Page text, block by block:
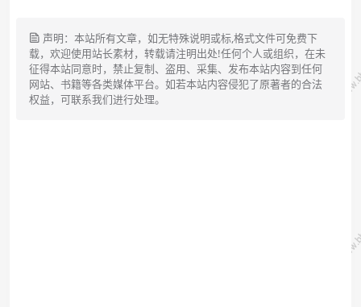
声明：本站所有文章，如无特殊说明或标,格式文件可免费下
载，欢迎使用站长素材，转载请注明出处!任何个人或组织，在未
征得本站同意时，禁止复制、盗用、采集、发布本站内容到任何
网站、书籍等各类媒体平台。如若本站内容侵犯了原著者的合法
权益，可联系我们进行处理。